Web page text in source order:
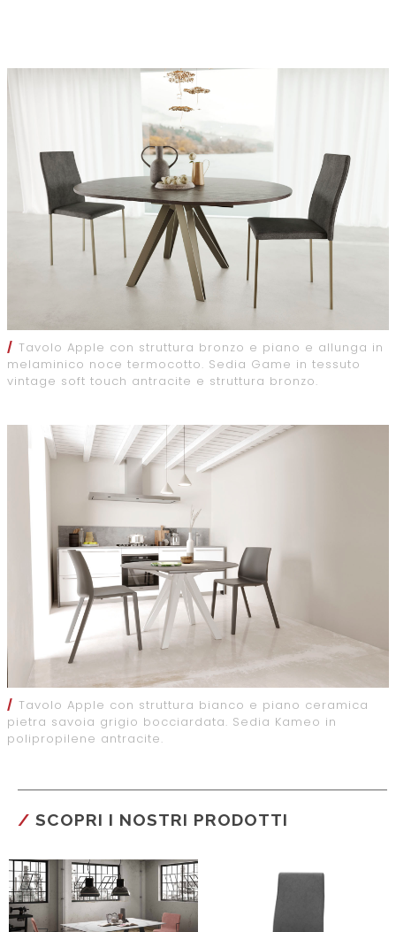
/ Tavolo Apple con struttura bronzo e piano e allunga in
melaminico noce termocotto. Sedia Game in tessuto
vintage soft touch antracite e struttura bronzo.
/ Tavolo Apple con struttura bianco e piano ceramica
pietra savoia grigio bocciardata. Sedia Kameo in
polipropilene antracite.
SCOPRI I NOSTRI PRODOTTI